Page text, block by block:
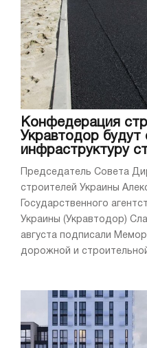
Конфедерация
Укравтодор будут
инфраструктуру
Председатель Совета
строителей Украины
Государственного
Украины (Укравтодор)
августа подписали
дорожной и